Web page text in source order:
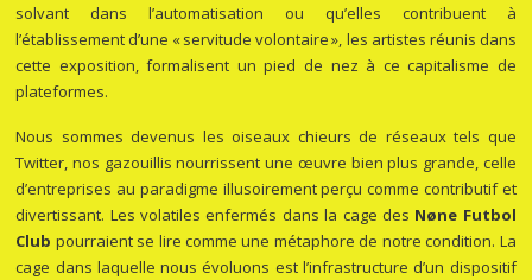
solvant dans l’automatisation ou qu’elles contribuent à
l’établissement d’une « servitude volontaire », les artistes réunis dans
cette exposition, formalisent un pied de nez à ce capitalisme de
plateformes.
Nous sommes devenus les oiseaux chieurs de réseaux tels que
Twitter, nos gazouillis nourrissent une œuvre bien plus grande, celle
d’entreprises au paradigme illusoirement perçu comme contributif et
divertissant. Les volatiles enfermés dans la cage des Nøne Futbol
Club pourraient se lire comme une métaphore de notre condition. La
cage dans laquelle nous évoluons est l’infrastructure d’un dispositif